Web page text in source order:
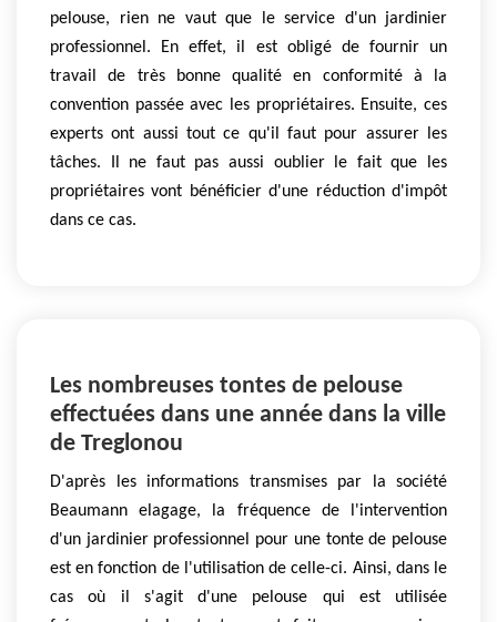
pelouse, rien ne vaut que le service d'un jardinier
professionnel. En effet, il est obligé de fournir un
travail de très bonne qualité en conformité à la
convention passée avec les propriétaires. Ensuite, ces
experts ont aussi tout ce qu'il faut pour assurer les
tâches. Il ne faut pas aussi oublier le fait que les
propriétaires vont bénéficier d'une réduction d'impôt
dans ce cas.
Les nombreuses tontes de pelouse
effectuées dans une année dans la ville
de Treglonou
D'après les informations transmises par la société
Beaumann elagage, la fréquence de l'intervention
d'un jardinier professionnel pour une tonte de pelouse
est en fonction de l'utilisation de celle-ci. Ainsi, dans le
cas où il s'agit d'une pelouse qui est utilisée